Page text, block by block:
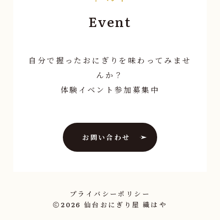
Event
自分で握ったおにぎりを味わってみませ
んか？
体験イベント参加募集中
お問い合わせ
プライバシーポリシー
2026 仙台おにぎり屋 織はや